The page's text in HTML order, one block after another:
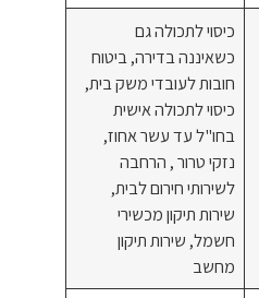
כיסוי לתכולה גם
כשאיננה בדירה, ביטוח
חובות לעובדי משק בית,
כיסוי לתכולה אישית
בחו"ל עד עשר אחוז,
נזקי טרור , הרחבה
לשירותי חירום לבית,
שירות תיקון מכשירי
חשמל, שירות תיקון
מחשב